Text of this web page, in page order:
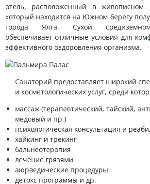
отель, расположенный в живописном
который находится на Южном берегу
города Ялта. Сухой
обеспечивает отличные условия для
эффективного оздоровления организма.
Санаторий предоставляет широкий
и косметологических услуг, среди
массаж (терапевтический, тайский,
медовый и пр.)
психологическая консультация и
хайкинг и трекинг
бальнеотерапия
лечение грязями
аюрведические процедуры
детокс программы и др.